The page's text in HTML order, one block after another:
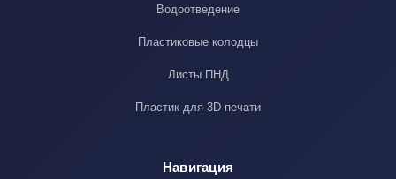
Водоотведение
Пластиковые колодцы
Листы ПНД
Пластик для 3D печати
Навигация